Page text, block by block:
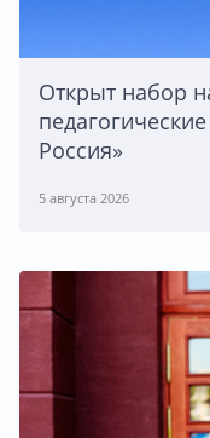
Открыт набор
Россия»
5 августа 2026